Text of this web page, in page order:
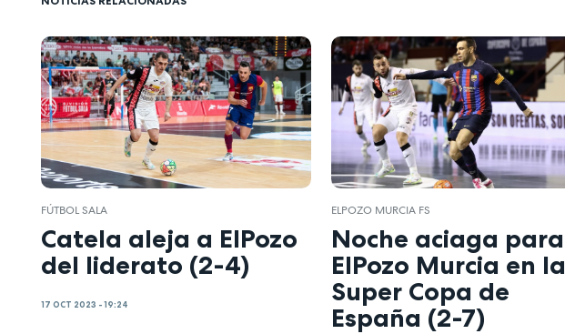
FÚTBOL SALA
Catela aleja a ElPozo
del liderato (2-4)
17 OCT 2023 - 19:24
ELPOZO MURCIA FS
Noche aciaga para
ElPozo Murcia en la
Super Copa de
España (2-7)